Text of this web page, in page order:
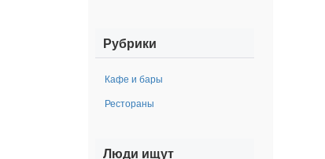
Рубрики
Кафе и бары
Рестораны
Люди ищут